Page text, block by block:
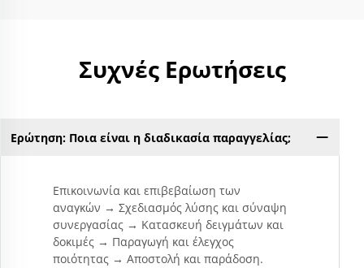
Συχνές Ερωτήσεις
Ερώτηση: Ποια είναι η διαδικασία παραγγελίας;
Επικοινωνία και επιβεβαίωση των
αναγκών → Σχεδιασμός λύσης και σύναψη
συνεργασίας → Κατασκευή δειγμάτων και
δοκιμές → Παραγωγή και έλεγχος
ποιότητας → Αποστολή και παράδοση.